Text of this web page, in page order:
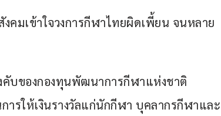
คมเข้าใจวงการกีฬาไทยผิดเพี้ยน จนหลาย
คับของกองทุนพัฒนาการกีฬาแห่งชาติ
ารให้เงินรางวัลแก่นักกีฬา บุคลากรกีฬาและ